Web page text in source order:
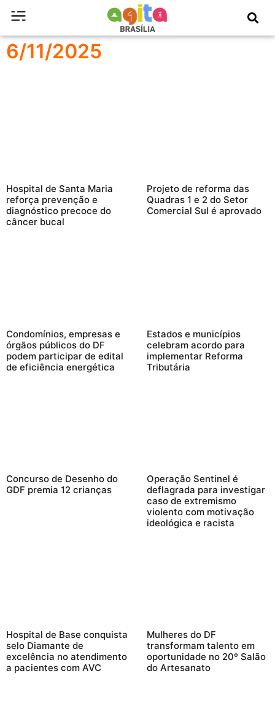
6/11/2025
Hospital de Santa Maria
reforça prevenção e
diagnóstico precoce do
câncer bucal
Projeto de reforma das
Quadras 1 e 2 do Setor
Comercial Sul é aprovado
Condomínios, empresas e
órgãos públicos do DF
podem participar de edital
de eficiência energética
Estados e municípios
celebram acordo para
implementar Reforma
Tributária
Concurso de Desenho do
GDF premia 12 crianças
Operação Sentinel é
deflagrada para investigar
caso de extremismo
violento com motivação
ideológica e racista
Hospital de Base conquista
selo Diamante de
excelência no atendimento
a pacientes com AVC
Mulheres do DF
transformam talento em
oportunidade no 20º Salão
do Artesanato